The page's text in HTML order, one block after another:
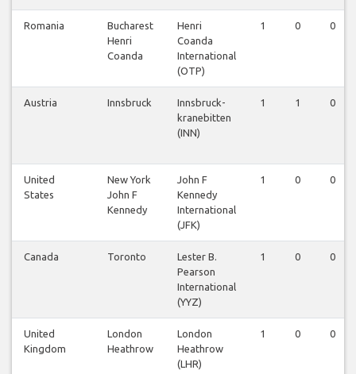
Romania
Bucharest
Henri
Coanda
Henri
Coanda
International
(OTP)
1 0 0
Austria Innsbruck
Innsbruck-
kranebitten
(INN)
1 1 0
United
States
New York
John F
Kennedy
John F
Kennedy
International
(JFK)
1 0 0
Canada Toronto
Lester B.
Pearson
International
(YYZ)
1 0 0
United
Kingdom
London
Heathrow
London
Heathrow
(LHR)
1 0 0